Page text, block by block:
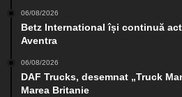
06/08/2026
Betz International își continuă
Aventra
06/08/2026
DAF Trucks, desemnat „Truck
Marea Britanie